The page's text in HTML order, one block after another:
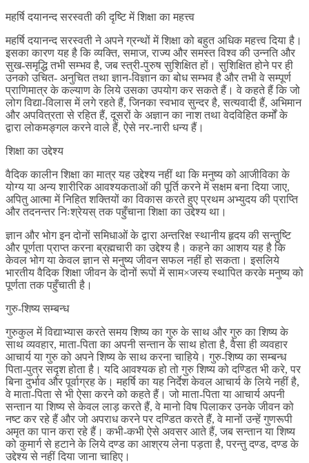
महर्षि दयानन्द सरस्वती की दृष्टि में शिक्षा का महत्त्व
महर्षि दयानन्द सरस्वती ने अपने ग्रन्थों में शिक्षा को बहुत अधिक महत्त्व दिया है।
इसका कारण यह है कि व्यक्ति, समाज, राज्य और समस्त विश्व की उन्नति और
सुख-समृद्धि तभी सम्भव है, जब स्त्री-पुरुष सुशिक्षित हों। सुशिक्षित होने पर ही
उनको उचित- अनुचित तथा ज्ञान-विज्ञान का बोध सम्भव है और तभी वे सम्पूर्ण
प्राणिमात्र के कल्याण के लिये उसका उपयोग कर सकते हैं। वे कहते हैं कि जो
लोग विद्या-विलास में लगे रहते हैं, जिनका स्वभाव सुन्दर है, सत्यवादी हैं, अभिमान
और अपवित्रता से रहित हैं, दूसरों के अज्ञान का नाश तथा वेदविहित कर्मों के
द्वारा लोकमङ्गल करने वाले हैं, ऐसे नर-नारी धन्य हैं।
शिक्षा का उद्देश्य
वैदिक कालीन शिक्षा का मात्र यह उद्देश्य नहीं था कि मनुष्य को आजीविका के
योग्य या अन्य शारीरिक आवश्यकताओं की पूर्ति करने में सक्षम बना दिया जाए,
अपितु आत्मा में निहित शक्तियों का विकास करते हुए प्रथम अभ्युदय की प्राप्ति
और तदनन्तर निःश्रेयस् तक पहुँचाना शिक्षा का उद्देश्य था।
ज्ञान और भोग इन दोनों समिधाओं के द्वारा अन्तरिक्ष स्थानीय हृदय की सन्तुष्टि
और पूर्णता प्राप्त करना ब्रह्मचारी का उद्देश्य है। कहने का आशय यह है कि
केवल भोग या केवल ज्ञान से मनुष्य जीवन सफल नहीं हो सकता। इसलिये
भारतीय वैदिक शिक्षा जीवन के दोनों रूपों में साम×जस्य स्थापित करके मनुष्य को
पूर्णता तक पहुँचाती है।
गुरु-शिष्य सम्बन्ध
गुरुकुल में विद्याभ्यास करते समय शिष्य का गुरु के साथ और गुरु का शिष्य के
साथ व्यवहार, माता-पिता का अपनी सन्तान के साथ होता है, वैसा ही व्यवहार
आचार्य या गुरु को अपने शिष्य के साथ करना चाहिये। गुरु-शिष्य का सम्बन्ध
पिता-पुत्र सदृश होता है। यदि आवश्यक हो तो गुरु शिष्य को दण्डित भी करे, पर
बिना दुर्भाव और पूर्वाग्रह के। महर्षि का यह निर्देश केवल आचार्य के लिये नहीं है,
वे माता-पिता से भी ऐसा करने को कहते हैं। जो माता-पिता या आचार्य अपनी
सन्तान या शिष्य से केवल लाड़ करते हैं, वे मानो विष पिलाकर उनके जीवन को
नष्ट कर रहे हैं और जो अपराध करने पर दण्डित करते हैं, वे मानों उन्हें गुणरूपी
अमृत का पान करा रहे हैं। कभी-कभी ऐसे अवसर आते हैं, जब सन्तान या शिष्य
को कुमार्ग से हटाने के लिये दण्ड का आश्रय लेना पड़ता है, परन्तु दण्ड, दण्ड के
उद्देश्य से नहीं दिया जाना चाहिए।